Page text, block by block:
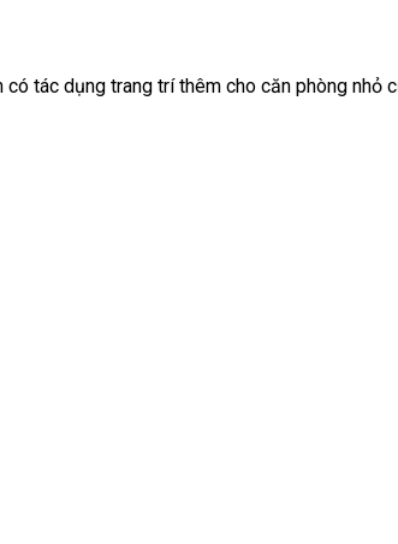
tác dụng trang trí thêm cho căn phòng nhỏ